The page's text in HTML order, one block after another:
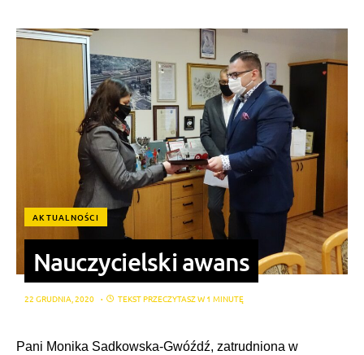
AKTUALNOŚCI
Nauczycielski awans
22 GRUDNIA, 2020 TEKST PRZECZYTASZ W 1 MINUTĘ
Pani Monika Sadkowska-Gwóźdź, zatrudniona w